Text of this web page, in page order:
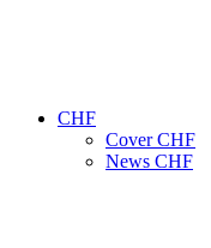
CHF
Cover CHF
News CHF